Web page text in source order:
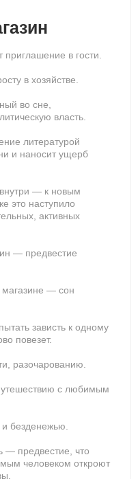
в гости.
в хозяйстве.
во сне,
власть.
литературой
и наносит ущерб
— к новым
это наступило
активных
— предвестие
магазине — сон
зависть к одному
повезет.
разочарованию.
с любимым
безденежью.
— предвестие, что
человеком откроют